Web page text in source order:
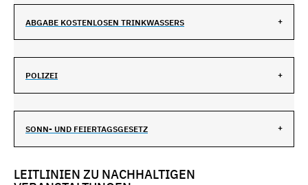
ABGABE KOSTENLOSEN TRINKWASSERS
POLIZEI
SONN- UND FEIERTAGSGESETZ
LEITLINIEN ZU NACHHALTIGEN